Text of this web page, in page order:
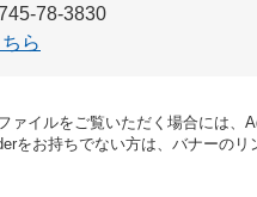
78-3830
ら
ァイルをご覧いただく場合には、
をお持ちでない方は、バナーの